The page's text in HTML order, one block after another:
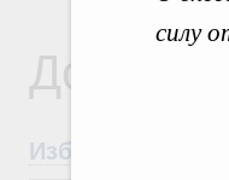
силу
Избранные